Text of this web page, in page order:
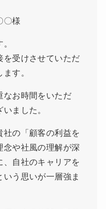
〇様
を受けさせていただ
す。
なお時間をいただ
ました。
社の「顧客の利益を
念や社風の理解が深
、自社のキャリアを
う思いが一層強ま